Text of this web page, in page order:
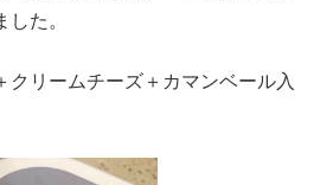
た。
クリームチーズ＋カマンベール入